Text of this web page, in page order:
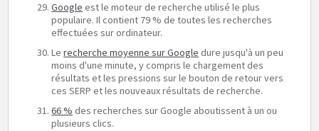
Google est le moteur de recherche utilisé le plus
populaire. Il contient 79 % de toutes les recherches
effectuées sur ordinateur.
Lerecherche moyenne sur Google dure jusqu'à un peu
moins d'une minute, y compris le chargement des
résultats et les pressions sur le bouton de retour vers
ces SERP et les nouveaux résultats de recherche.
66 % des recherches sur Google aboutissent à un ou
plusieurs clics.